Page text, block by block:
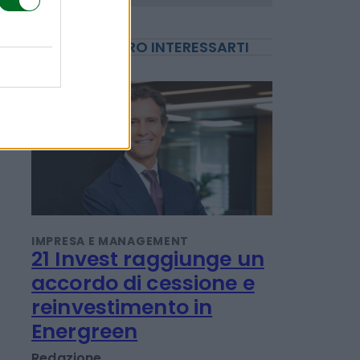
POTREBBERO INTERESSARTI
IMPRESA E MANAGEMENT
21 Invest raggiunge un
accordo di cessione e
reinvestimento in
Energreen